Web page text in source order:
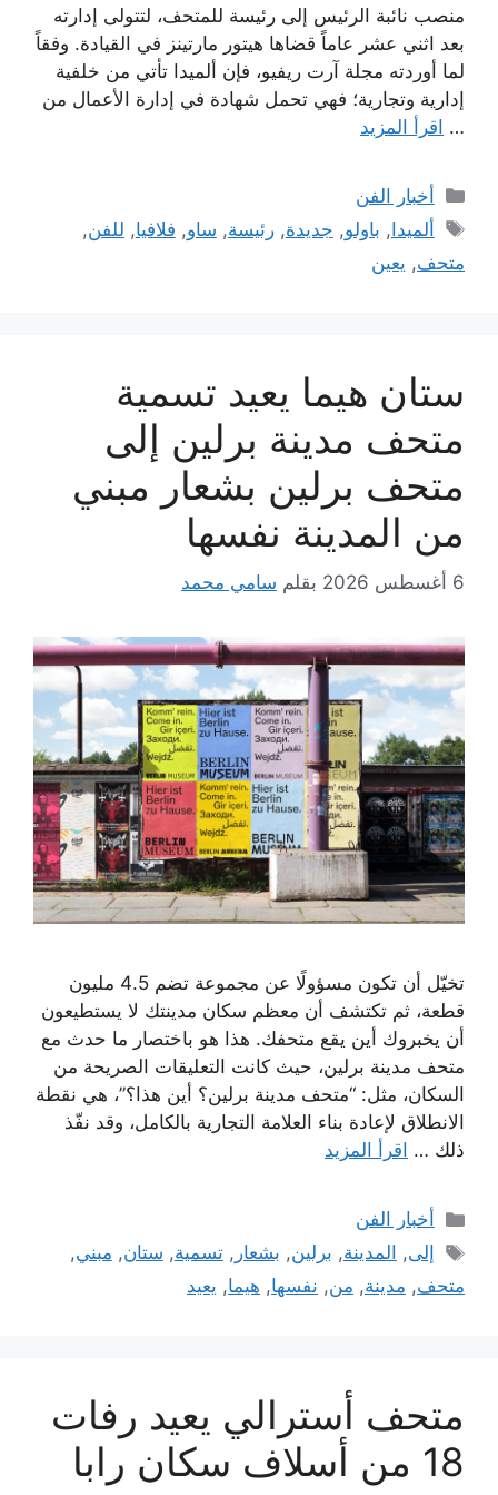
منصب نائبة الرئيس إلى رئيسة للمتحف، لتتولى إدارته
بعد اثني عشر عاماً قضاها هيتور مارتينز في القيادة. وفقاً
لما أوردته مجلة آرت ريفيو، فإن ألميدا تأتي من خلفية
إدارية وتجارية؛ فهي تحمل شهادة في إدارة الأعمال من
… اقرأ المزيد
التصنيفات
أخبار الفن
الوسوم
ألميدا , باولو, جديدة,رئيسة, ساو, فلافيا, للفن,
متحف, يعين
ستان هيما يعيد تسمية
متحف مدينة برلين إلى
متحف برلين بشعار مبني
من المدينة نفسها
6 أغسطس 2026 بقلم سامي محمد
تخيّل أن تكون مسؤولًا عن مجموعة تضم 4.5 مليون
قطعة، ثم تكتشف أن معظم سكان مدينتك لا يستطيعون
أن يخبروك أين يقع متحفك. هذا هو باختصار ما حدث مع
متحف مدينة برلين، حيث كانت التعليقات الصريحة من
السكان، مثل: “متحف مدينة برلين؟ أين هذا؟”، هي نقطة
الانطلاق لإعادة بناء العلامة التجارية بالكامل، وقد نفّذ
ذلك … اقرأ المزيد
التصنيفات
أخبار الفن
الوسوم
إلى, المدينة, برلين, بشعار ,تسمية, ستان, مبني,
متحف, مدينة, من, نفسها, هيما, يعيد
متحف أسترالي يعيد رفات
18 من أسلاف سكان رابا